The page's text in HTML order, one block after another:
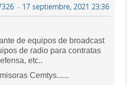
- 17 septiembre, 2021 23:36
de equipos de broadcast
de radio para contratas
etc..
Cemtys......